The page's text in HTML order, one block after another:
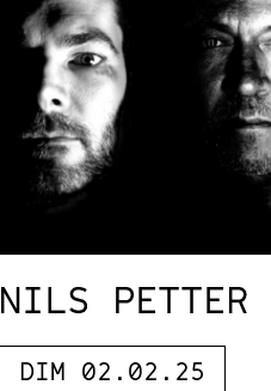
NILS PETTER
DIM 02.02.25